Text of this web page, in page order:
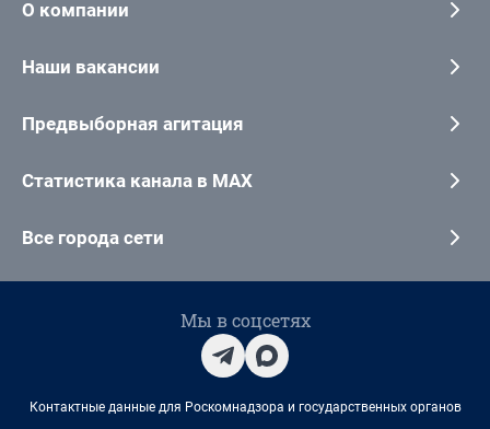
О компании
Наши вакансии
Предвыборная агитация
Статистика канала в MAX
Все города сети
Мы в соцсетях
Контактные данные для Роскомнадзора и государственных органов